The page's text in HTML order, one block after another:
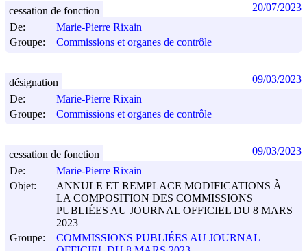
De:
Marie-Pierre Rixain
Groupe:
Commissions et organes de contrôle
cessation de fonction 20/07/2023
De:
Marie-Pierre Rixain
Groupe:
Commissions et organes de contrôle
désignation 09/03/2023
De:
Marie-Pierre Rixain
Objet:
ANNULE ET REMPLACE MODIFICATIONS À
LA COMPOSITION DES COMMISSIONS
PUBLIÉES AU JOURNAL OFFICIEL DU 8 MARS
2023
Groupe:
COMMISSIONS PUBLIÉES AU JOURNAL
cessation de fonction 09/03/2023